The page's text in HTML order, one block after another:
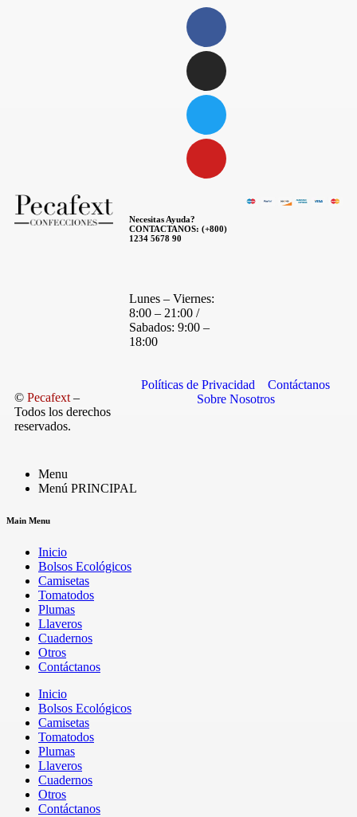
Necesitas Ayuda?
CONTACTANOS: (+800)
1234 5678 90
Lunes – Viernes:
8:00 – 21:00 /
Sabados: 9:00 –
18:00
© Pecafext –
Todos los derechos
reservados.
Políticas de Privacidad
Contáctanos
Sobre Nosotros
Menu
Menú PRINCIPAL
Main Menu
Inicio
Bolsos Ecológicos
Camisetas
Tomatodos
Plumas
Llaveros
Cuadernos
Otros
Contáctanos
Inicio
Bolsos Ecológicos
Camisetas
Tomatodos
Plumas
Llaveros
Cuadernos
Otros
Contáctanos